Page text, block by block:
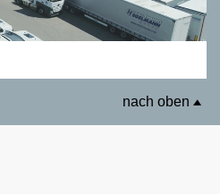
nach oben